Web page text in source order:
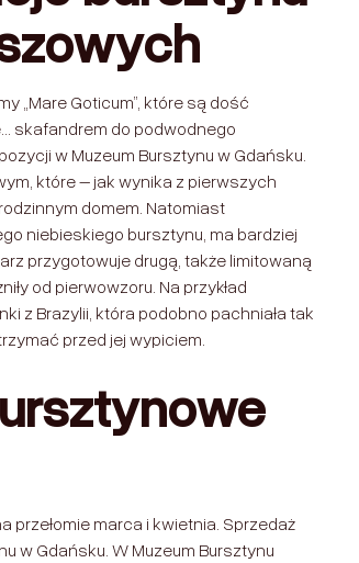
„Mare Goticum”, które są dość
skafandrem do podwodnego
w Muzeum Bursztynu w Gdańsku.
które – jak wynika z pierwszych
domem. Natomiast
niebieskiego bursztynu, ma bardziej
przygotowuje drugą, także limitowaną
od pierwowzoru. Na przykład
z Brazylii, która podobno pachniała tak
przed jej wypiciem.
przełomie marca i kwietnia. Sprzedaż
w Gdańsku. W Muzeum Bursztynu